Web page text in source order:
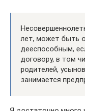
лет, может быть
дееспособным,
договору, в том
родителей,
занимается